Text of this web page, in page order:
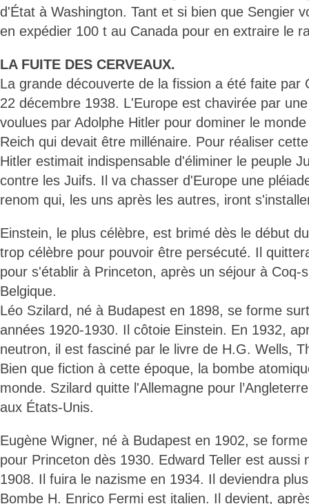
d'État à Washington. Tant et si bien que Sengier
en expédier 100 t au Canada pour en extraire le
LA FUITE DES CERVEAUX.
La grande découverte de la fission a été faite par
22 décembre 1938. L'Europe est chavirée par
voulues par Adolphe Hitler pour dominer le
Reich qui devait être millénaire. Pour réaliser
Hitler estimait indispensable d'éliminer le peuple
contre les Juifs. Il va chasser d'Europe une
renom qui, les uns après les autres, iront
Einstein, le plus célèbre, est brimé dès le début
trop célèbre pour pouvoir être persécuté. Il
pour s'établir à Princeton, après un séjour à Coq-
Belgique.
Léo Szilard, né à Budapest en 1898, se forme
années 1920-1930. Il côtoie Einstein. En 1932,
neutron, il est fasciné par le livre de H.G. Wells,
Bien que fiction à cette époque, la bombe
monde. Szilard quitte l'Allemagne pour
aux États-Unis.
Eugène Wigner, né à Budapest en 1902, se
pour Princeton dès 1930. Edward Teller est aussi
1908. Il fuira le nazisme en 1934. Il deviendra
Bombe H. Enrico Fermi est italien. Il devient,